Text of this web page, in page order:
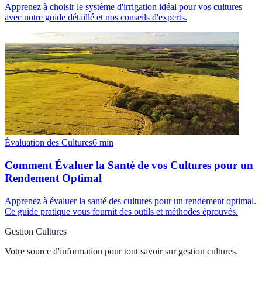
Apprenez à choisir le système d'irrigation idéal pour vos cultures
avec notre guide détaillé et nos conseils d'experts.
Évaluation des Cultures6 min
Comment Évaluer la Santé de vos Cultures pour un
Rendement Optimal
Apprenez à évaluer la santé des cultures pour un rendement optimal.
Ce guide pratique vous fournit des outils et méthodes éprouvés.
Gestion Cultures
Votre source d'information pour tout savoir sur gestion cultures.